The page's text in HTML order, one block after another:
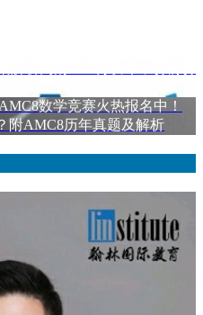
数学竞赛火热报名中！
附AMC8历年真题及解析